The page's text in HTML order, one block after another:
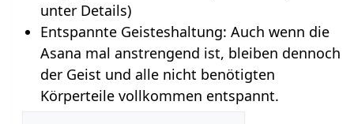
unter Details)
Entspannte Geisteshaltung: Auch wenn die
Asana mal anstrengend ist, bleiben dennoch
der Geist und alle nicht benötigten
Körperteile vollkommen entspannt.